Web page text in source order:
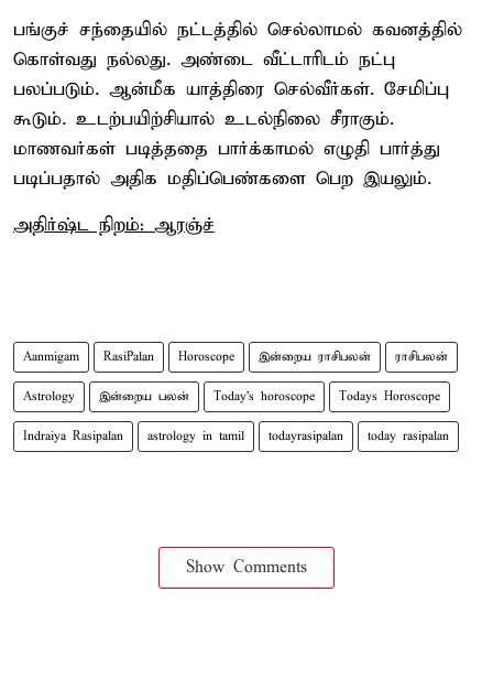
பங்குச் சந்தையில் நட்டத்தில் செல்லாமல் கவனத்தில்
கொள்வது நல்லது. அண்டை வீட்டாரிடம் நட்பு
பலப்படும். ஆன்மீக யாத்திரை செல்வீர்கள். சேமிப்பு
கூடும். உடற்பயிற்சியால் உடல்நிலை சீராகும்.
மாணவர்கள் படித்ததை பார்க்காமல் எழுதி பார்த்து
படிப்பதால் அதிக மதிப்பெண்களை பெற இயலும்.
அதிர்ஷ்ட நிறம்: ஆரஞ்ச்
Aanmigam RasiPalan Horoscope இன்றைய ராசிபலன் ராசிபலன்
Astrology இன்றைய பலன் Today's horoscope Todays Horoscope
Indraiya Rasipalan astrology in tamil todayrasipalan today rasipalan
Show Comments